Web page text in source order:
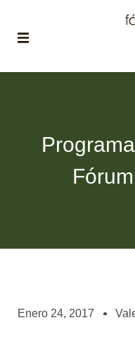
BLOG
asociados
Enero 24, 2017